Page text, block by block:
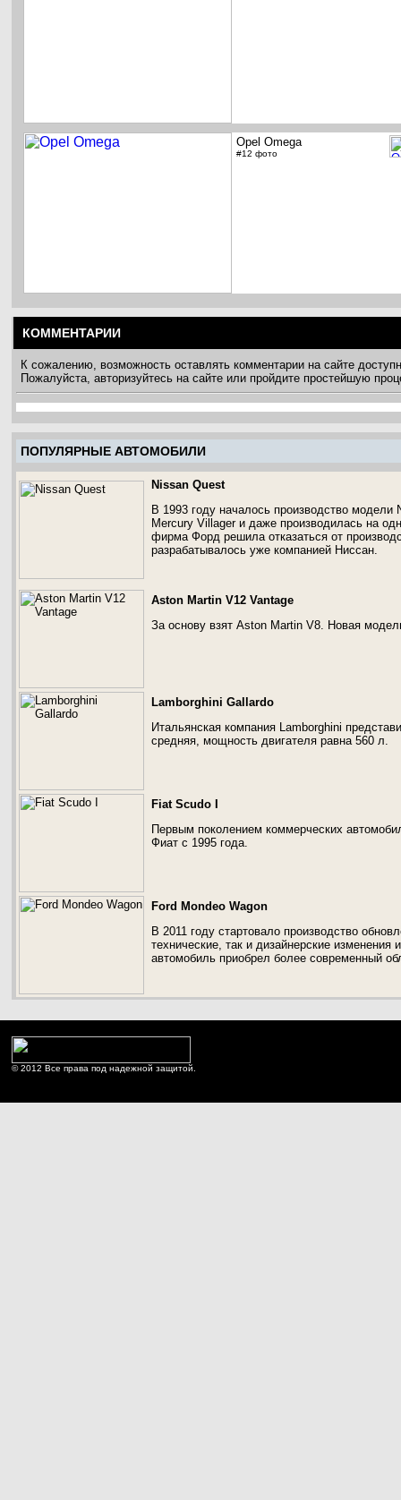
Opel Omega
#12 фото
КОММЕНТАРИИ
К сожалению, возможность оставлять комментарии на сайте
Пожалуйста, авторизуйтесь на сайте или пройдите простейшую
ПОПУЛЯРНЫЕ АВТОМОБИЛИ
Nissan Quest
В 1993 году началось производство
Mercury Villager и даже производилась на
фирма Форд решила отказаться от
разрабатывалось уже компанией Ниссан.
Aston Martin V12 Vantage
За основу взят Aston Martin V8. Новая
Lamborghini Gallardo
Итальянская компания Lamborghini
средняя, мощность двигателя равна 560 л.
Fiat Scudo I
Первым поколением коммерческих
Фиат с 1995 года.
Ford Mondeo Wagon
В 2011 году стартовало производство
технические, так и дизайнерские изменения
автомобиль приобрел более современный
© 2012 Все права под надежной защитой.